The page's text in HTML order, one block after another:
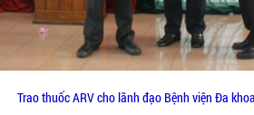
Trao thuốc ARV cho lãnh đạo Bệnh viện Đa